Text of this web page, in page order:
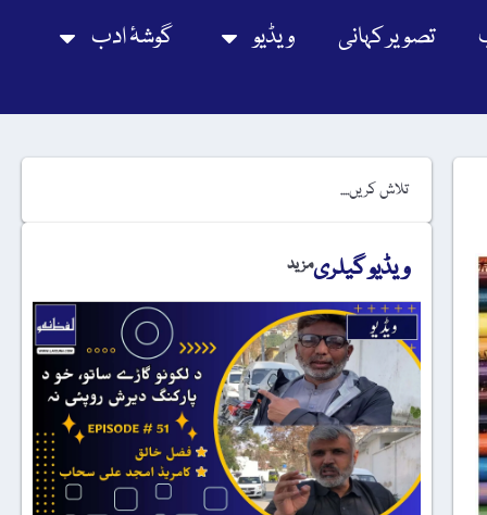
تصویر کہانی ویڈیو گوشۂ ادب
ویڈیو گیلریمزید